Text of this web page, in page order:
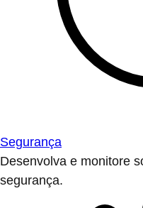
Segurança
Desenvolva e monitore
segurança.